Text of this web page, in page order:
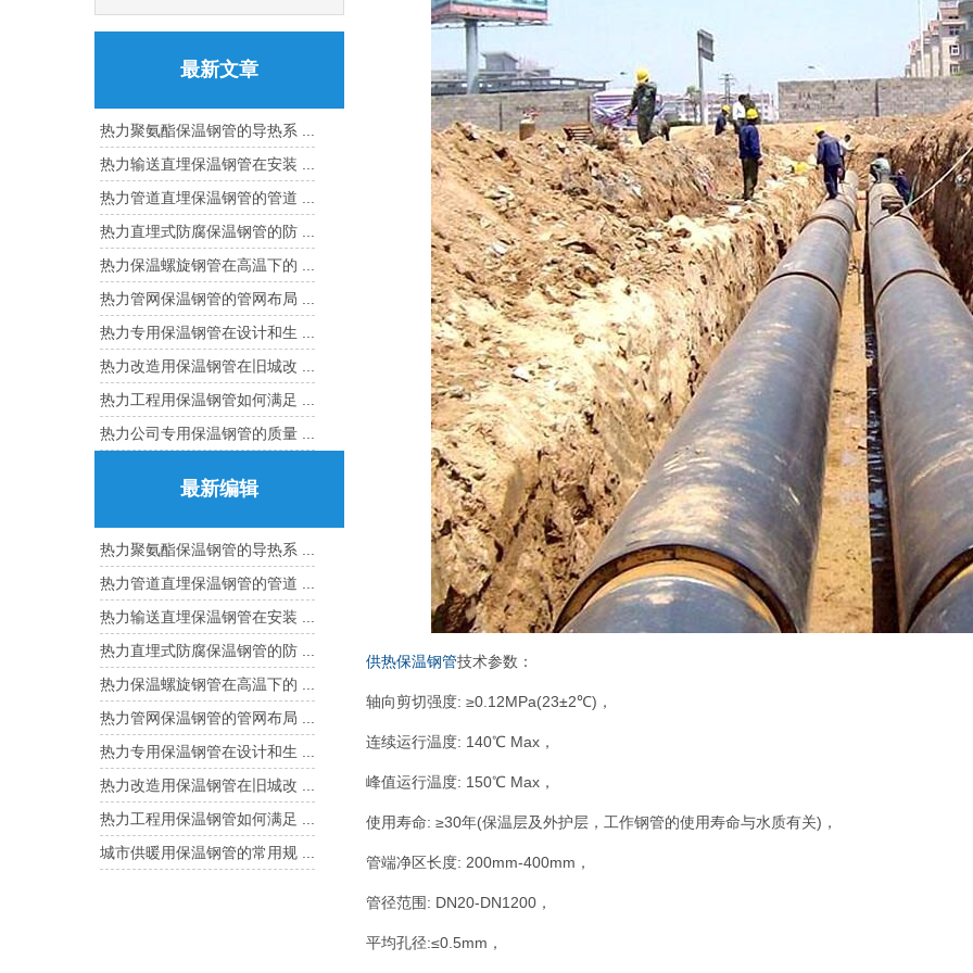
供热保温钢管技术参数：
轴向剪切强度: ≥0.12MPa(23±2℃)，
连续运行温度: 140℃ Max，
峰值运行温度: 150℃ Max，
使用寿命: ≥30年(保温层及外护层，工作钢管的使用寿命与水质有关)，
管端净区长度: 200mm-400mm，
管径范围: DN20-DN1200，
平均孔径:≤0.5mm，
最新文章
热力聚氨酯保温钢管的导热系 ...
热力输送直埋保温钢管在安装 ...
热力管道直埋保温钢管的管道 ...
热力直埋式防腐保温钢管的防 ...
热力保温螺旋钢管在高温下的 ...
热力管网保温钢管的管网布局 ...
热力专用保温钢管在设计和生 ...
热力改造用保温钢管在旧城改 ...
热力工程用保温钢管如何满足 ...
热力公司专用保温钢管的质量 ...
最新编辑
热力聚氨酯保温钢管的导热系 ...
热力管道直埋保温钢管的管道 ...
热力输送直埋保温钢管在安装 ...
热力直埋式防腐保温钢管的防 ...
热力保温螺旋钢管在高温下的 ...
热力管网保温钢管的管网布局 ...
热力专用保温钢管在设计和生 ...
热力改造用保温钢管在旧城改 ...
热力工程用保温钢管如何满足 ...
城市供暖用保温钢管的常用规 ...